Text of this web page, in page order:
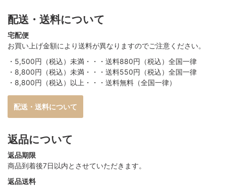
配送・送料について
宅配便
お買い上げ金額により送料が異なりますのでご注意ください。
・5,500円（税込）未満・・・送料880円（税込）全国一律
・8,800円（税込）未満・・・送料550円（税込）全国一律
・8,800円（税込）以上・・・送料無料（全国一律）
配送・送料について
返品について
返品期限
商品到着後7日以内とさせていただきます。
返品送料